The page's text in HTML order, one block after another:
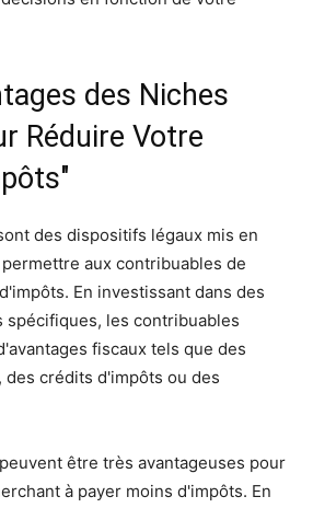
des Niches
Réduire Votre
des dispositifs légaux mis en
aux contribuables de
En investissant dans des
spécifiques, les contribuables
fiscaux tels que des
crédits d'impôts ou des
être très avantageuses pour
à payer moins d'impôts. En